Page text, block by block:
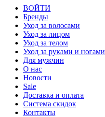
ВОЙТИ
Бренды
Уход за волосами
Уход за лицом
Уход за телом
Уход за руками и ногами
Для мужчин
О нас
Новости
Sale
Доставка и оплата
Система скидок
Контакты